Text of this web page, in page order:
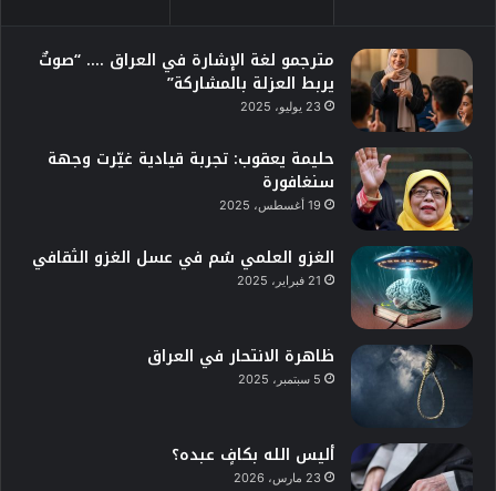
مترجمو لغة الإشارة في العراق …. “صوتٌ
يربط العزلة بالمشاركة”
23 يوليو، 2025
حليمة يعقوب: تجربة قيادية غيّرت وجهة
سنغافورة
19 أغسطس، 2025
الغزو العلمي سُم في عسل الغزو الثقافي
21 فبراير، 2025
ظاهرة الانتحار في العراق
5 سبتمبر، 2025
أليس الله بكافٍ عبده؟
23 مارس، 2026